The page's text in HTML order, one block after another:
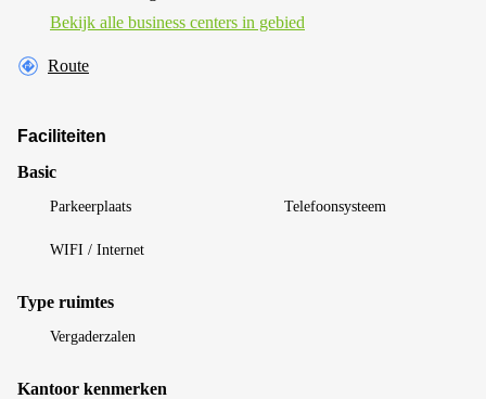
Bekijk alle business centers in gebied
Route
Faciliteiten
Basic
Parkeerplaats Telefoonsysteem
WIFI / Internet
Type ruimtes
Vergaderzalen
Kantoor kenmerken